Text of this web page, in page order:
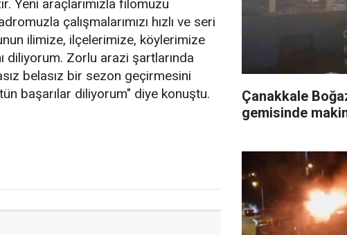
Yeni araçlarımızla filomuzu
çalışmalarımızı hızlı ve seri
ilimize, ilçelerimize, köylerimize
diliyorum. Zorlu arazi şartlarında
belasız bir sezon geçirmesini
başarılar diliyorum" diye konuştu.
Çanakkale
gemisinde